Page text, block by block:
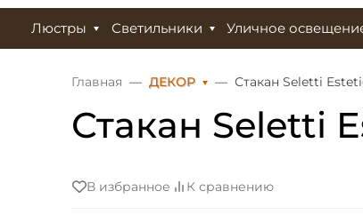
Люстры Светильники Уличное
Главная ДЕКОР Стакан Seletti
Стакан Seletti
В избранное К сравнению